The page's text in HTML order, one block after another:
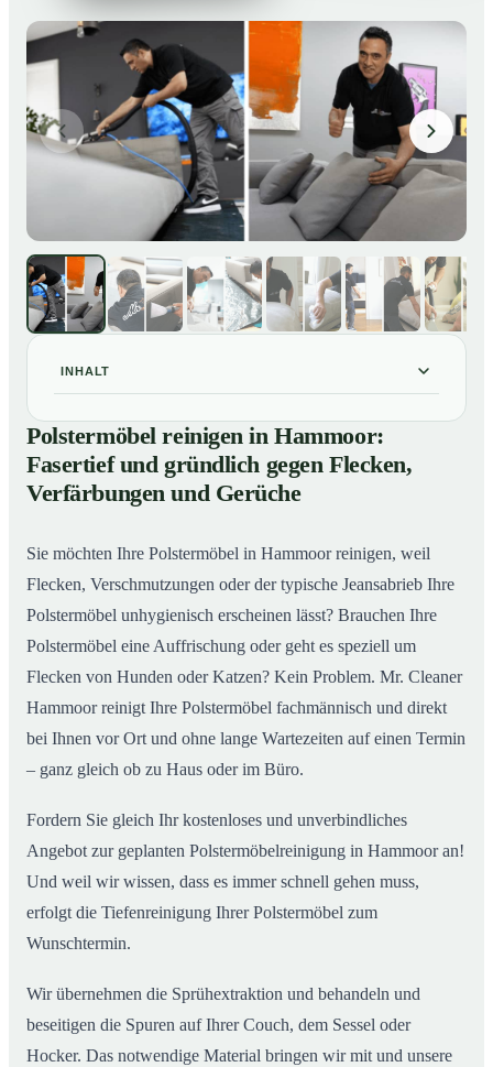
INHALT
Polstermöbel reinigen in Hammoor: Fasertief und
gründlich gegen Flecken, Verfärbungen und Gerüche
02So reinigen unsere Profis Polstermöbel in Hammoor
Polstermöbel reinigen in Hammoor:
Fasertief und gründlich gegen Flecken,
Verfärbungen und Gerüche
Sie möchten Ihre Polstermöbel in Hammoor reinigen, weil
Flecken, Verschmutzungen oder der typische Jeansabrieb Ihre
Polstermöbel unhygienisch erscheinen lässt? Brauchen Ihre
Polstermöbel eine Auffrischung oder geht es speziell um
Flecken von Hunden oder Katzen? Kein Problem. Mr. Cleaner
Hammoor reinigt Ihre Polstermöbel fachmännisch und direkt
bei Ihnen vor Ort und ohne lange Wartezeiten auf einen Termin
– ganz gleich ob zu Haus oder im Büro.
Fordern Sie gleich Ihr kostenloses und unverbindliches
Angebot zur geplanten Polstermöbelreinigung in Hammoor an!
Und weil wir wissen, dass es immer schnell gehen muss,
erfolgt die Tiefenreinigung Ihrer Polstermöbel zum
Wunschtermin.
Wir übernehmen die Sprühextraktion und behandeln und
beseitigen die Spuren auf Ihrer Couch, dem Sessel oder
Hocker. Das notwendige Material bringen wir mit und unsere